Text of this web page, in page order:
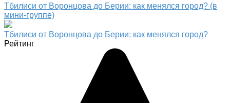
Тбилиси от Воронцова до Берии: как менялся город? (в
мини-группе)
Тбилиси от Воронцова до Берии: как менялся город?
Рейтинг